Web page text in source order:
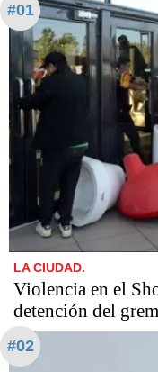
#01
LA CIUDAD.
Violencia en el
detención del
#02